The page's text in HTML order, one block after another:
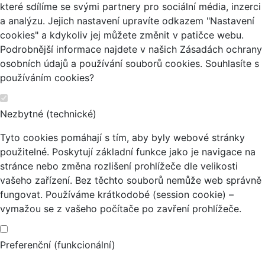
které sdílíme se svými partnery pro sociální média, inzerci
a analýzu. Jejich nastavení upravíte odkazem "Nastavení
cookies" a kdykoliv jej můžete změnit v patičce webu.
Podrobnější informace najdete v našich Zásadách ochrany
osobních údajů a používání souborů cookies. Souhlasíte s
používáním cookies?
Nezbytné (technické)
Tyto cookies pomáhají s tím, aby byly webové stránky
použitelné. Poskytují základní funkce jako je navigace na
stránce nebo změna rozlišení prohlížeče dle velikosti
vašeho zařízení. Bez těchto souborů nemůže web správně
fungovat. Používáme krátkodobé (session cookie) –
vymažou se z vašeho počítače po zavření prohlížeče.
Preferenční (funkcionální)